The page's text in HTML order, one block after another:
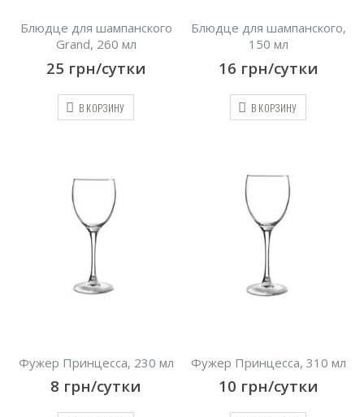
Блюдце для шампанского
Grand, 260 мл
25 грн/сутки
В КОРЗИНУ
Блюдце для шампанского,
150 мл
16 грн/сутки
В КОРЗИНУ
Фужер Принцесса, 230 мл
8 грн/сутки
Фужер Принцесса, 310 мл
10 грн/сутки